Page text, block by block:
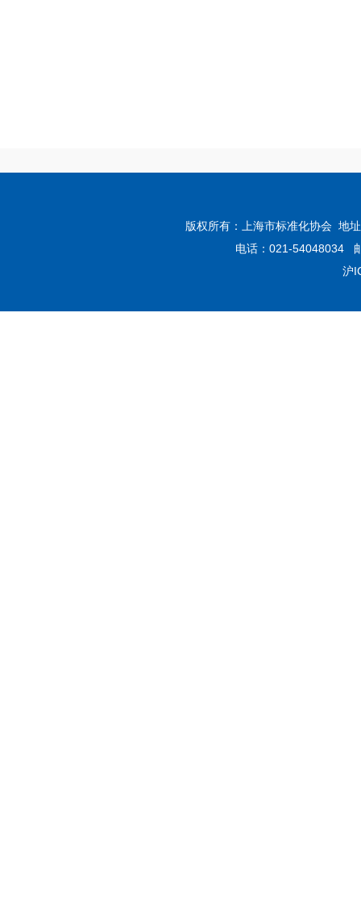
沪
版权所有：上海市标准化协会 地
电话：021-54048034